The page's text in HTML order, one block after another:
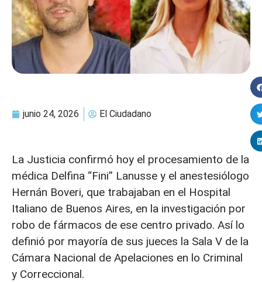
junio 24, 2026 El Ciudadano
La Justicia confirmó hoy el procesamiento de la
médica Delfina “Fini” Lanusse y el anestesiólogo
Hernán Boveri, que trabajaban en el Hospital
Italiano de Buenos Aires, en la investigación por
robo de fármacos de ese centro privado. Así lo
definió por mayoría de sus jueces la Sala V de la
Cámara Nacional de Apelaciones en lo Criminal
y Correccional.